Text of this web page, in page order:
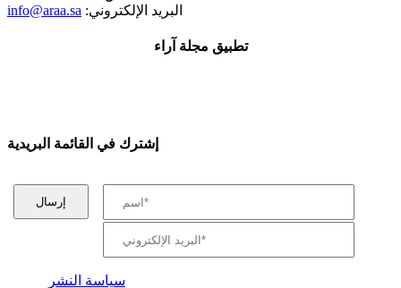
info@araa.sa :البريد الإلكتروني
تطبيق مجلة آراء
إشترك في القائمة البريدية
سياسة النشر